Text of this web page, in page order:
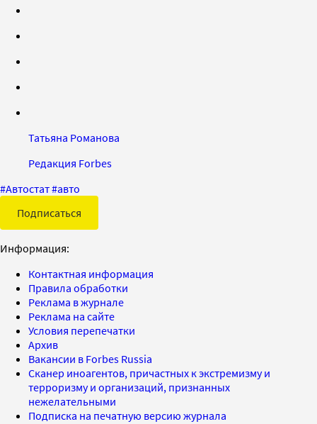
Татьяна Романова
Редакция Forbes
#Автостат#авто
Подписаться
Информация:
Контактная информация
Правила обработки
Реклама в журнале
Реклама на сайте
Условия перепечатки
Архив
Вакансии в Forbes Russia
Сканер иноагентов, причастных к экстремизму и
терроризму и организаций, признанных
нежелательными
Подписка на печатную версию журнала